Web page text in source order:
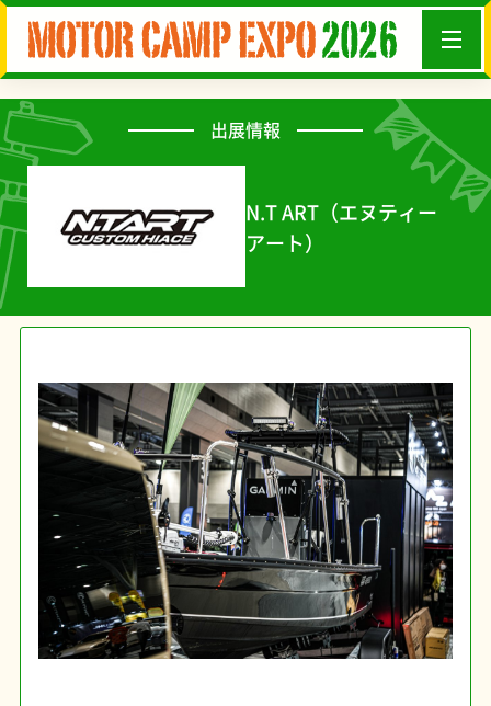
出展情報
N.T ART（エヌティー
アート）